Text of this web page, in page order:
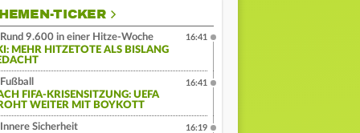
TICKER
Rund 9.600 in einer Hitze-Woche
MEHR HITZETOTE ALS BISLANG
16:41
Fußball
FIFA-KRISENSITZUNG: UEFA
WEITER MIT BOYKOTT
16:41
Innere Sicherheit
16:19